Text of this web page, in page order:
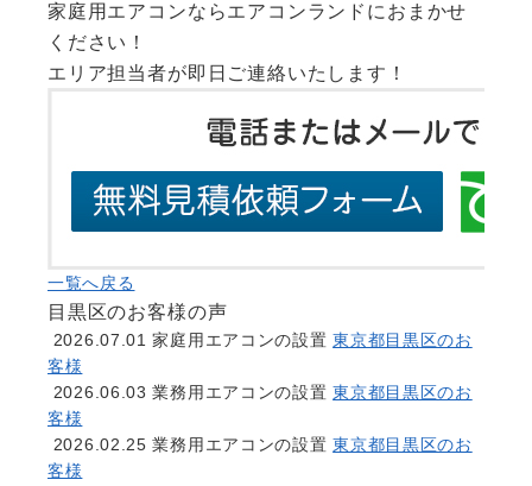
家庭用エアコンならエアコンランドにおまかせ
ください！
エリア担当者が即日ご連絡いたします！
一覧へ戻る
目黒区のお客様の声
2026.07.01 家庭用エアコンの設置 東京都目黒区のお
客様
2026.06.03 業務用エアコンの設置 東京都目黒区のお
客様
2026.02.25 業務用エアコンの設置 東京都目黒区のお
客様